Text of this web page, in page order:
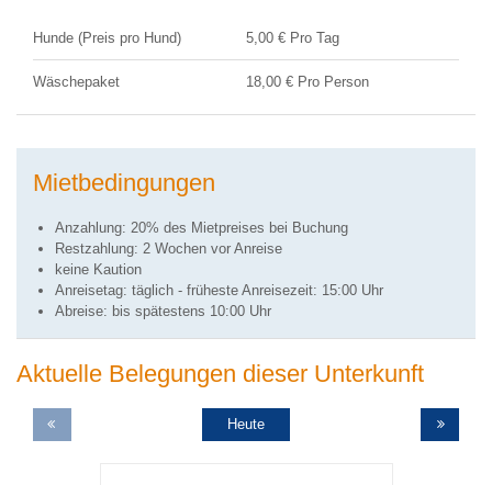
Hunde (Preis pro Hund) 5,00 € Pro Tag
Wäschepaket 18,00 € Pro Person
Mietbedingungen
Anzahlung: 20% des Mietpreises bei Buchung
Restzahlung: 2 Wochen vor Anreise
keine Kaution
Anreisetag: täglich - früheste Anreisezeit: 15:00 Uhr
Abreise: bis spätestens 10:00 Uhr
Aktuelle Belegungen dieser Unterkunft
Heute